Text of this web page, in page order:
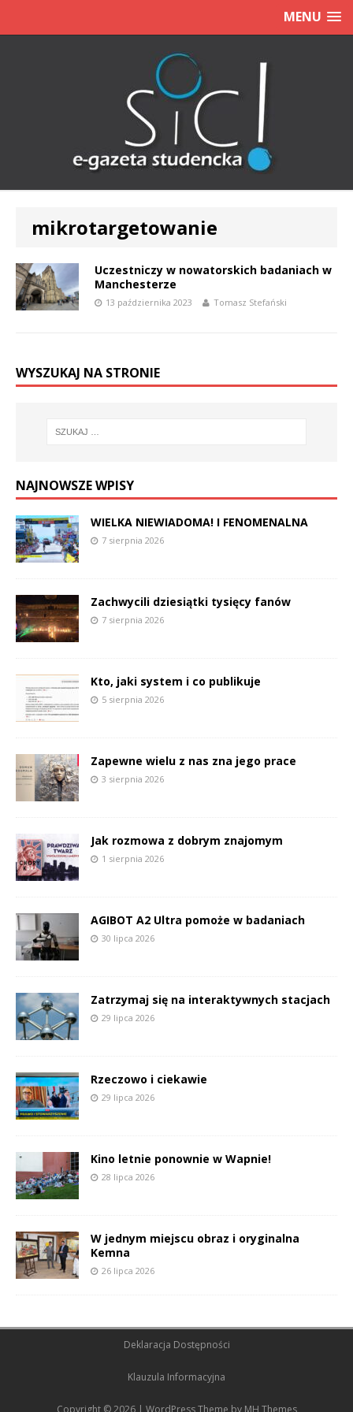
MENU
mikrotargetowanie
Uczestniczy w nowatorskich badaniach w
Manchesterze
13 października 2023 Tomasz Stefański
WYSZUKAJ NA STRONIE
NAJNOWSZE WPISY
WIELKA NIEWIADOMA! I FENOMENALNA
7 sierpnia 2026
Zachwycili dziesiątki tysięcy fanów
7 sierpnia 2026
Kto, jaki system i co publikuje
5 sierpnia 2026
Zapewne wielu z nas zna jego prace
3 sierpnia 2026
Jak rozmowa z dobrym znajomym
1 sierpnia 2026
AGIBOT A2 Ultra pomoże w badaniach
30 lipca 2026
Zatrzymaj się na interaktywnych stacjach
29 lipca 2026
Rzeczowo i ciekawie
29 lipca 2026
Kino letnie ponownie w Wapnie!
28 lipca 2026
W jednym miejscu obraz i oryginalna
Kemna
26 lipca 2026
Deklaracja Dostępności
Klauzula Informacyjna
Copyright © 2026 | WordPress Theme by MH Themes